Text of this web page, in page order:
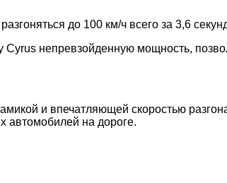
до 100 км/ч всего за 3,6
непревзойденную мощность,
и впечатляющей скоростью
автомобилей на дороге.